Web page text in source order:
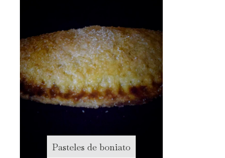
Pasteles de boniato